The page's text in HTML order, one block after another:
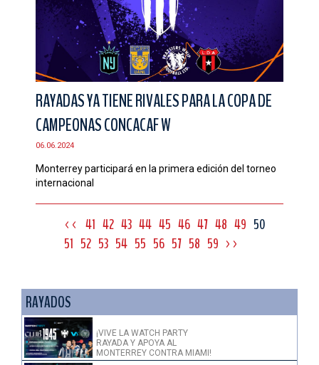
RAYADAS YA TIENE RIVALES PARA LA COPA DE
CAMPEONAS CONCACAF W
06.06.2024
Monterrey participará en la primera edición del torneo
internacional
<< 41 42 43 44 45 46 47 48 49 50
51 52 53 54 55 56 57 58 59 >>
RAYADOS
¡VIVE LA WATCH PARTY
RAYADA Y APOYA AL
MONTERREY CONTRA MIAMI!